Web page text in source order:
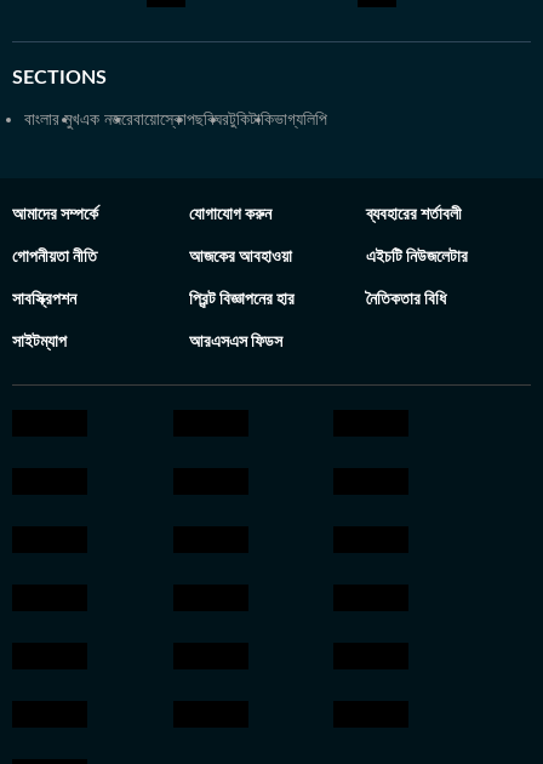
SECTIONS
বাংলার মুখএক নজরেবায়োস্কোপছবিঘরটুকিটাকিভাগ্যলিপি
আমাদের সম্পর্কে যোগাযোগ করুন ব্যবহারের শর্তাবলী
গোপনীয়তা নীতি আজকের আবহাওয়া এইচটি নিউজলেটার
সাবস্ক্রিপশন প্রিন্ট বিজ্ঞাপনের হার নৈতিকতার বিধি
সাইটম্যাপ আরএসএস ফিডস